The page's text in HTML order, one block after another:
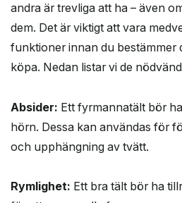
andra är trevliga att ha – även
dem. Det är viktigt att vara
funktioner innan du bestämmer
köpa. Nedan listar vi de
Absider: Ett fyrmannatält bör
hörn. Dessa kan användas för
och upphängning av tvätt.
Rymlighet: Ett bra tält bör ha